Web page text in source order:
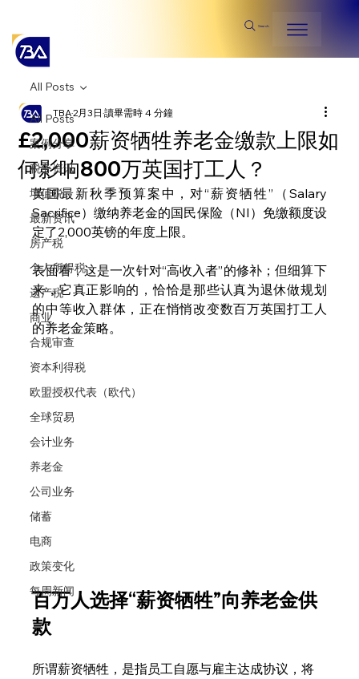
Search
All Posts
案例分享
税务资讯
增值税
最新资讯
房产税
个人所得税
遗产税
商业
合规审查
资本利得税
欧盟授权代表（欧代）
全球贸易
会计业务
养老金
公司业务
储蓄
电商
政策变化
每周新闻
All Posts
£2,000薪资牺牲养老金缴款上限如
何影响800万英国打工人？
TBA2月3日讀畢需時 4 分鐘
英国最新秋季预算案中，对“薪资牺牲”（Salary
Sacrifice）缴纳养老金的国民保险（NI）免缴额度设
定了2,000英镑的年度上限。
表面看，这是一次针对“高收入者”的修补；但细算下
来，它真正影响的，恰恰是那些认真为退休做规划
的中等收入群体，正在悄悄改变数百万英国打工人
的养老金策略。
百万人选择“薪资牺牲”向养老金供
款
所谓薪资牺牲，是指员工自愿与雇主达成协议，将